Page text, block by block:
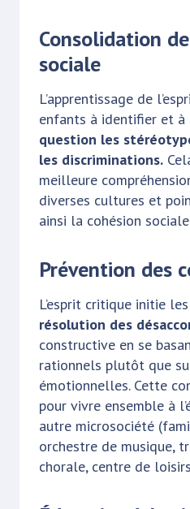
Consolidation
sociale
L’apprentissage de
enfants à identifier et à
question les
les discriminations.
meilleure
diverses cultures et
ainsi la cohésion
Prévention des
L’esprit critique initie
résolution des
constructive en se
rationnels plutôt que
émotionnelles. Cette
pour vivre ensemble à
autre microsociété
orchestre de musique,
chorale, centre de